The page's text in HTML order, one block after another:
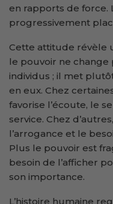
en rapports de force.
progressivement
Cette attitude révèle
le pouvoir ne change
individus ; il met
en eux. Chez
favorise l’écoute, le
service. Chez
l’arrogance et le
Plus le pouvoir est
besoin de l’afficher
son importance.
L’histoire humaine